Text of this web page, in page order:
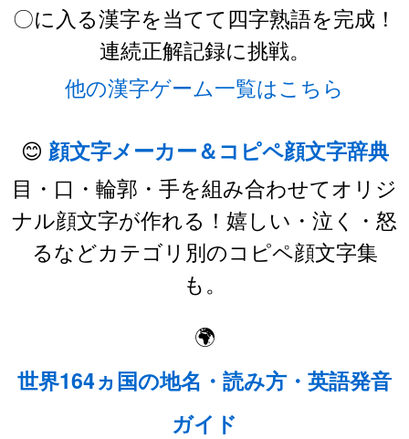
〇に入る漢字を当てて四字熟語を完成！
連続正解記録に挑戦。
他の漢字ゲーム一覧はこちら
😊 顔文字メーカー＆コピペ顔文字辞典
目・口・輪郭・手を組み合わせてオリジ
ナル顔文字が作れる！嬉しい・泣く・怒
るなどカテゴリ別のコピペ顔文字集
も。
🌍
世界164ヵ国の地名・読み方・英語発音
ガイド